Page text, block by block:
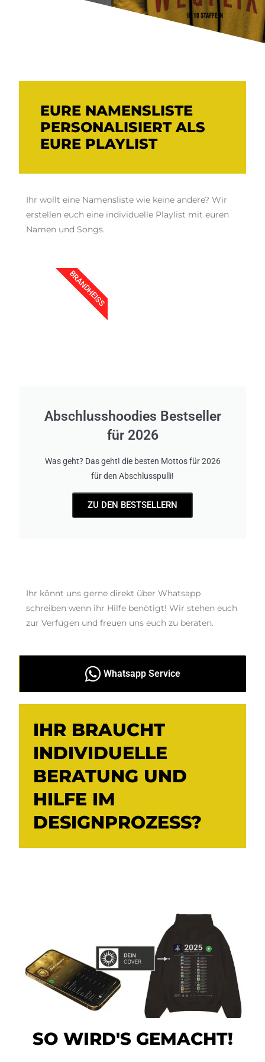
EURE NAMENSLISTE
PERSONALISIERT ALS
EURE PLAYLIST
Ihr wollt eine Namensliste wie keine andere? Wir
erstellen euch eine individuelle Playlist mit euren
Namen und Songs.
Abschlusshoodies Bestseller
für 2026
Was geht? Das geht! die besten Mottos für 2026
für den Abschlusspulli!
ZU DEN BESTSELLERN
BRANDHEISS
Ihr könnt uns gerne direkt über Whatsapp
schreiben wenn ihr Hilfe benötigt! Wir stehen euch
zur Verfügen und freuen uns euch zu beraten.
Whatsapp Service
IHR BRAUCHT
INDIVIDUELLE
BERATUNG UND
HILFE IM
DESIGNPROZESS?
SO WIRD'S GEMACHT!